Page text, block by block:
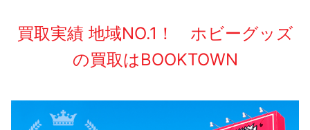
買取実績 地域NO.1！ ホビーグッズ
の買取はBOOKTOWN